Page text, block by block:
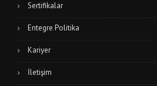
Sertifikalar
Entegre Politika
Kariyer
İletişim